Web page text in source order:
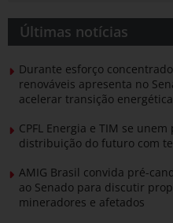
Últimas notícias
Durante esforço
renováveis apresenta no
acelerar transição energética
CPFL Energia e TIM se
distribuição do futuro com
AMIG Brasil convida pré-
ao Senado para discutir
mineradores e afetados